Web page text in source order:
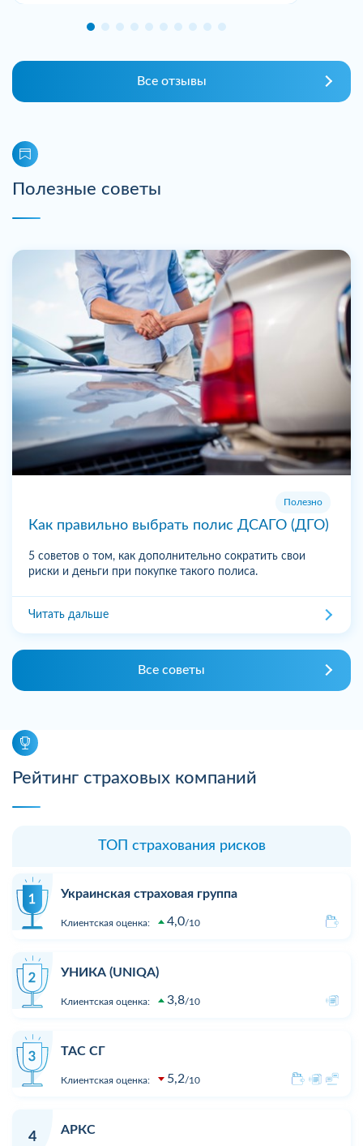
Все отзывы
Полезные советы
Полезно
Как правильно выбрать полис ДСАГО (ДГО)
5 советов о том, как дополнительно сократить свои
риски и деньги при покупке такого полиса.
Читать дальше
Все советы
Рейтинг страховых компаний
ТОП страхования рисков
Украинская страховая группа
Клиентская оценка: 4,0 10
УНИКА (UNIQA)
Клиентская оценка: 3,8 10
ТАС СГ
Клиентская оценка: 5,2 10
4
АРКС